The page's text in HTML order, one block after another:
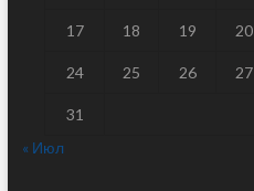
17 18 19 20
24 25 26 27
31
« Июл